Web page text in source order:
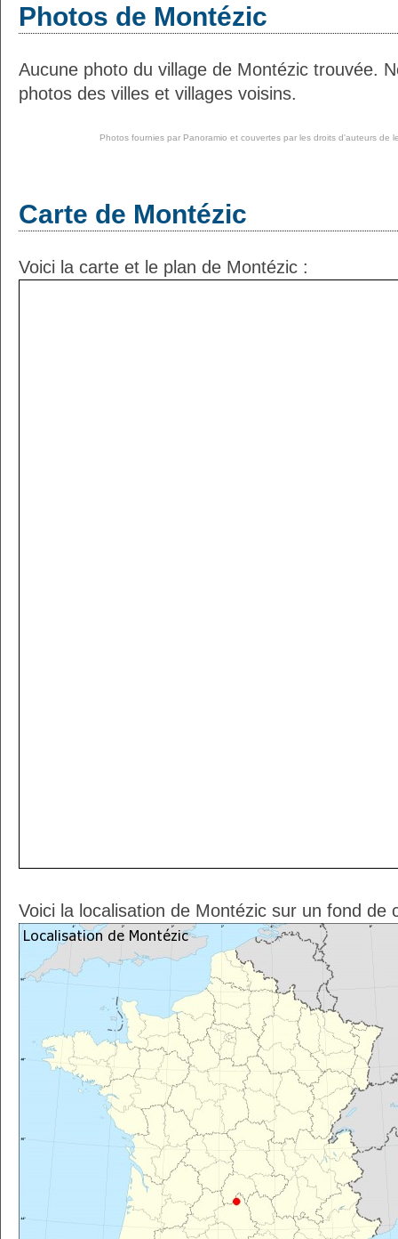
Photos de Montézic
Aucune photo du village de Montézic trouvée.
photos des villes et villages voisins.
Photos fournies par Panoramio et couvertes par les droits d'auteurs de
Carte de Montézic
Voici la carte et le plan de Montézic :
Voici la localisation de Montézic sur un fond de